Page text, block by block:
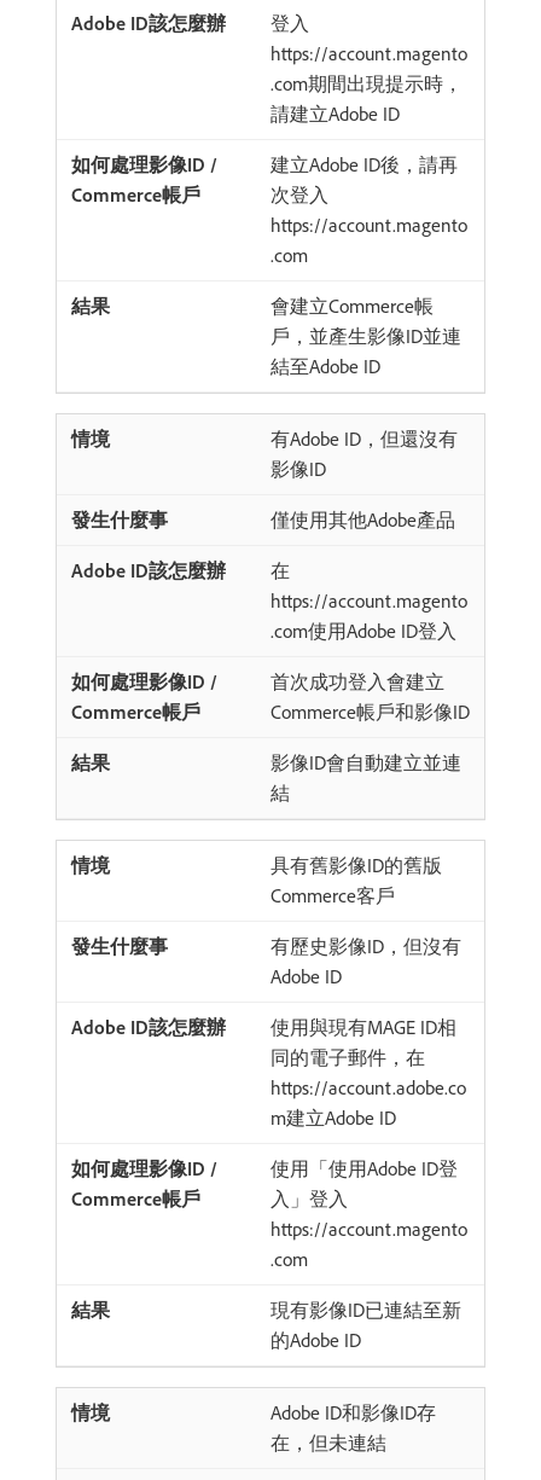
登入
https://account.magento
.com期間出現提示時，
請建立Adobe ID
建立Adobe ID後，請再
次登入
https://account.magento
.com
會建立Commerce帳
戶，並產生影像ID並連
結至Adobe ID
有Adobe ID，但還沒有
影像ID
僅使用其他Adobe產品
在
https://account.magento
.com使用Adobe ID登入
首次成功登入會建立
Commerce帳戶和影像ID
影像ID會自動建立並連
結
具有舊影像ID的舊版
Commerce客戶
有歷史影像ID，但沒有
Adobe ID
使用與現有MAGE ID相
同的電子郵件，在
https://account.adobe.co
m建立Adobe ID
使用「使用Adobe ID登
入」登入
https://account.magento
.com
現有影像ID已連結至新
的Adobe ID
Adobe ID和影像ID存
在，但未連結